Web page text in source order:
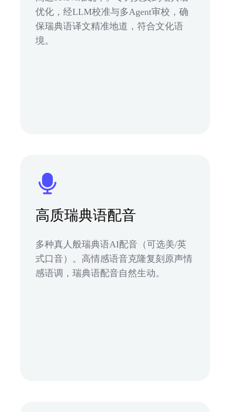
优化，经LLM校准与多Agent审校，确
保瑞典语译文精准地道，符合文化语
境。
高质瑞典语配音
多种真人般瑞典语AI配音（可选美/英
式口音）。高情感语音克隆复刻原声情
感语调，瑞典语配音自然生动。